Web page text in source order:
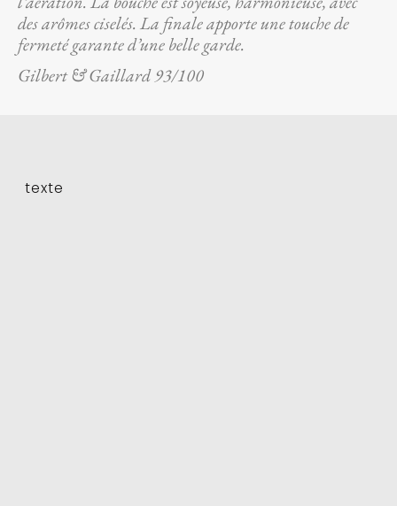
des arômes ciselés. La finale apporte une touche de
fermeté garante d’une belle garde.
Gilbert & Gaillard 93/100
texte